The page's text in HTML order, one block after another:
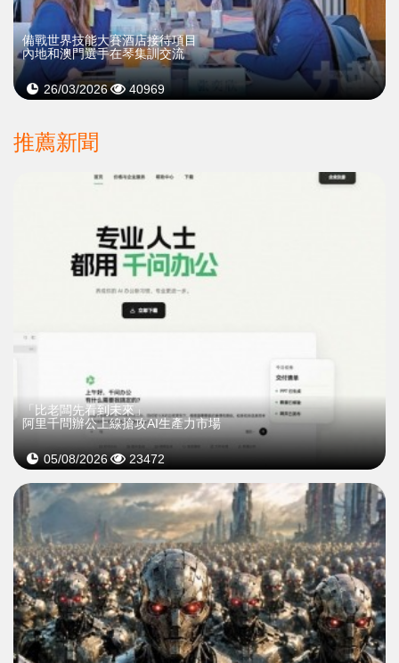
備戰世界技能大賽酒店接待項目
內地和澳門選手在琴集訓交流
26/03/2026 40969
推薦新聞
「比老闆先看到未來」
阿里千問辦公上線搶攻AI生產力市場
05/08/2026 23472